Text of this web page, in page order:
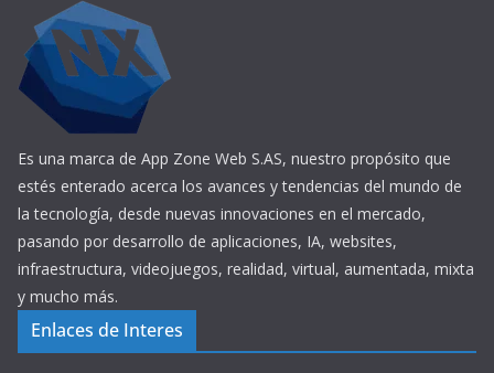
Es una marca de App Zone Web S.AS, nuestro propósito que
estés enterado acerca los avances y tendencias del mundo de
la tecnología, desde nuevas innovaciones en el mercado,
pasando por desarrollo de aplicaciones, IA, websites,
infraestructura, videojuegos, realidad, virtual, aumentada, mixta
y mucho más.
Enlaces de Interes